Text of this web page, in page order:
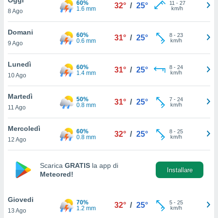
è
al sito
di
ci
di
il
un
la
nella
8 Ago
60%
1.6 mm
32° / 25° 11 - 27
km/h
Domani
9 Ago
60%
0.6 mm
31° / 25° 8- 23
km/h
Lunedì
10 Ago
60%
1.4 mm
31° / 25° 8- 24
km/h
Martedì
11 Ago
50%
0.8 mm
31° / 25° 7- 24
km/h
Mercoledì
12 Ago
60%
0.8 mm
32° / 25° 8- 25
km/h
Scarica GRATIS la app di
Meteored!
Installare
Giovedi
13 Ago
70%
1.2 mm
32° / 25° 5- 25
km/h